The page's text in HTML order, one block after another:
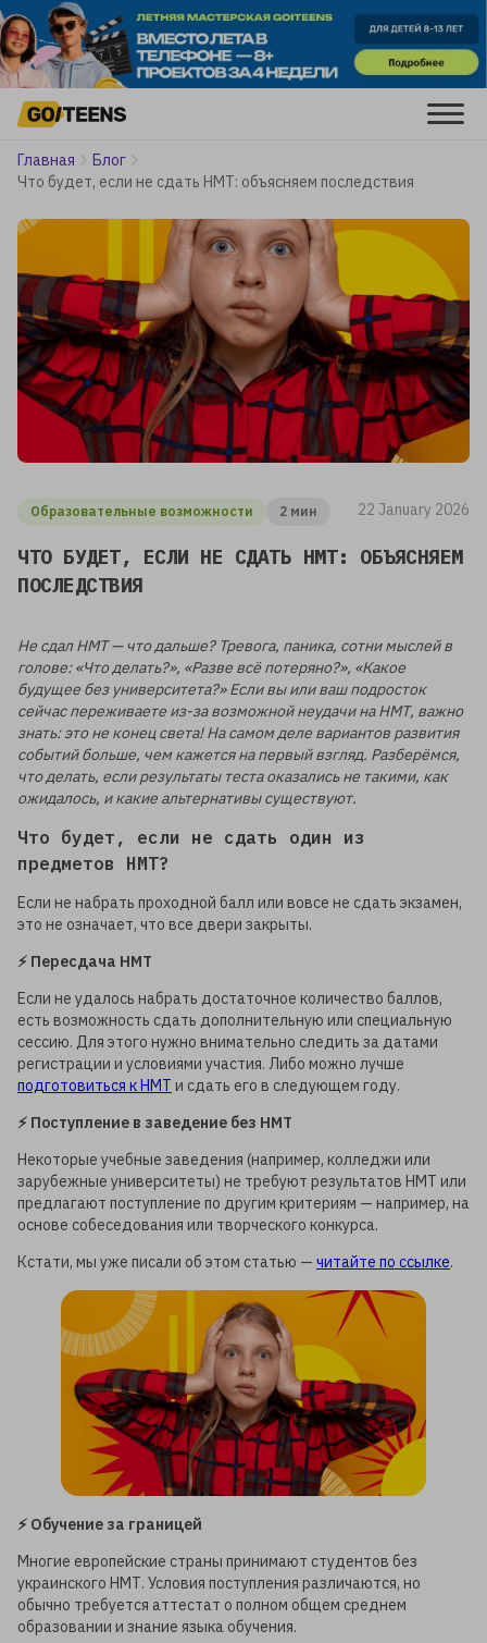
Главная
Блог
Что будет, если не сдать НМТ: объясняем последствия
Образовательные возможности 2 мин 22 January 2026
ЧТО БУДЕТ, ЕСЛИ НЕ СДАТЬ НМТ: ОБЪЯСНЯЕМ
ПОСЛЕДСТВИЯ
Не сдал НМТ — что дальше? Тревога, паника, сотни мыслей в
голове: «Что делать?», «Разве всё потеряно?», «Какое
будущее без университета?» Если вы или ваш подросток
сейчас переживаете из-за возможной неудачи на НМТ, важно
знать: это не конец света! На самом деле вариантов развития
событий больше, чем кажется на первый взгляд. Разберёмся,
что делать, если результаты теста оказались не такими, как
ожидалось, и какие альтернативы существуют.
Что будет, если не сдать один из
предметов НМТ?
Если не набрать проходной балл или вовсе не сдать экзамен,
это не означает, что все двери закрыты.
⚡️ Пересдача НМТ
Если не удалось набрать достаточное количество баллов,
есть возможность сдать дополнительную или специальную
сессию. Для этого нужно внимательно следить за датами
регистрации и условиями участия. Либо можно лучше
подготовиться к НМТ и сдать его в следующем году.
⚡️ Поступление в заведение без НМТ
Некоторые учебные заведения (например, колледжи или
зарубежные университеты) не требуют результатов НМТ или
предлагают поступление по другим критериям — например, на
основе собеседования или творческого конкурса.
Кстати, мы уже писали об этом статью — читайте по ссылке.
⚡️ Обучение за границей
Многие европейские страны принимают студентов без
украинского НМТ. Условия поступления различаются, но
обычно требуется аттестат о полном общем среднем
образовании и знание языка обучения.